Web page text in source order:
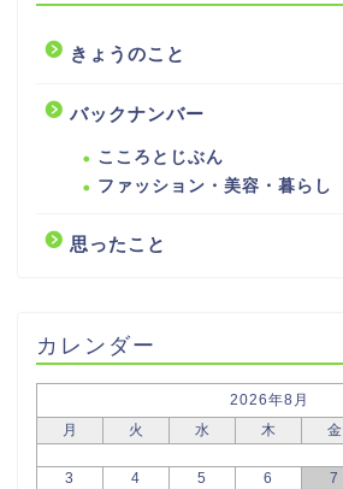
きょうのこと
バックナンバー
こころとじぶん
ファッション・美容・暮らし
思ったこと
カレンダー
2026年8月
月
火 水 木 金
3
4 5 6 7